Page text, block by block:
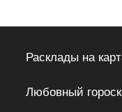
Расклады на
Любовный